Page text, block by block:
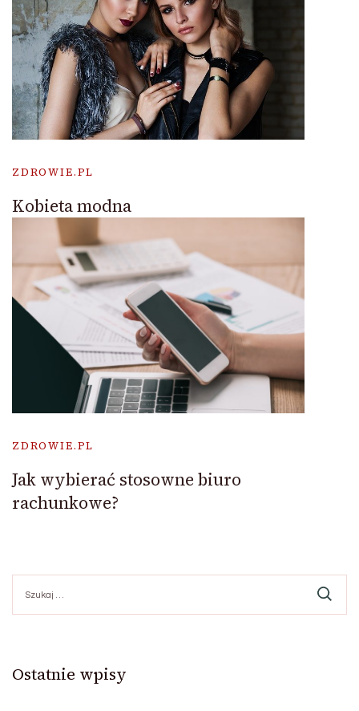
ZDROWIE.PL
Kobieta modna
ZDROWIE.PL
Jak wybierać stosowne biuro
rachunkowe?
Ostatnie wpisy